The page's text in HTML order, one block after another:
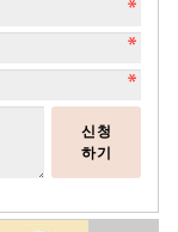
신청
하기